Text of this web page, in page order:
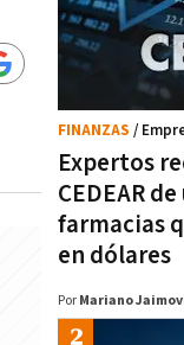
Expertos
CEDEAR
farmacias
en dólares
FINANZAS /
Por Mariano